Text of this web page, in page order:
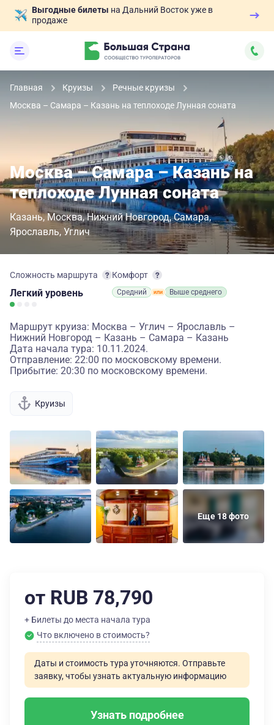
Выгодные билеты на Дальний Восток уже в
продаже
Главная Круизы
Речные круизы
Москва – Самара – Казань на теплоходе Лунная соната
Москва – Самара – Казань на
теплоходе Лунная соната
Казань Москва Нижний Новгород Самара
Ярославль Углич
Сложность маршрута
Легкий уровень
Комфорт
Средний Выше среднего
Маршрут круиза: Москва – Углич – Ярославль –
Нижний Новгород – Казань – Самара – Казань
Дата начала тура: 10.11.2024.
Отправление: 22:00 по московскому времени.
Прибытие: 20:30 по московскому времени.
Круизы
Еще 18 фото
от RUB 78,790
+ Билеты до места начала тура
Что включено в стоимость?
Даты и стоимость тура уточняются. Отправьте
заявку, чтобы узнать актуальную информацию
Узнать подробнее